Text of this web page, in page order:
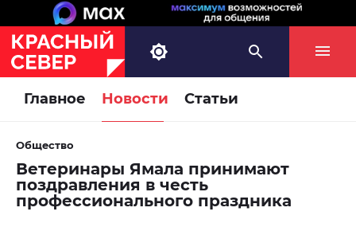
Главное Новости Статьи
Общество
Ветеринары Ямала принимают
поздравления в честь
профессионального праздника